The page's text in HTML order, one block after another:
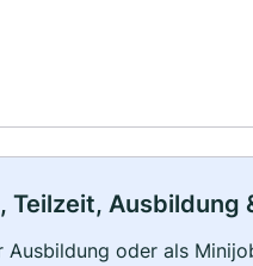
Teilzeit, Ausbildung
oder als